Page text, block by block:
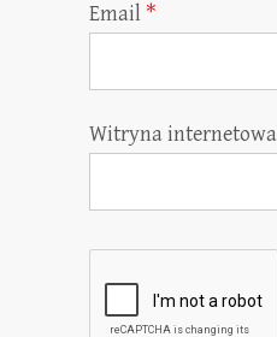
Email *
Witryna internetowa